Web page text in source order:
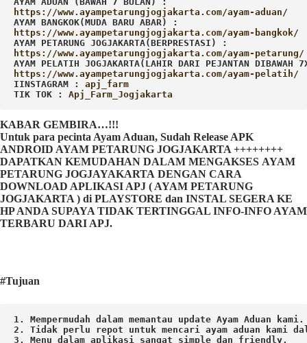
AYAM BANGKOK(MUDA BARU ABAR) :
AYAM PETARUNG JOGJAKARTA(BERPRESTASI) :
AYAM PELATIH JOGJAKARTA(LAHIR DARI PEJANTAN DIBAWAH
IINSTAGRAM :
TIK TOK : Apj_Farm_Jogjakarta
KABAR GEMBIRA…!!!
Untuk para pecinta Ayam Aduan, Sudah Release APK
ANDROID AYAM PETARUNG JOGJAKARTA ++++++++
DAPATKAN KEMUDAHAN DALAM MENGAKSES AYAM
PETARUNG JOGJAYAKARTA DENGAN CARA
DOWNLOAD APLIKASI APJ ( AYAM PETARUNG
JOGJAKARTA ) di PLAYSTORE dan INSTAL SEGERA KE
HP ANDA SUPAYA TIDAK TERTINGGAL INFO-INFO AYAM
TERBARU DARI APJ.
#Tujuan
1. Mempermudah dalam memantau update Ayam Aduan kami.
2. Tidak perlu repot untuk mencari ayam aduan kami
3. Menu dalam aplikasi sangat simple dan friendly.